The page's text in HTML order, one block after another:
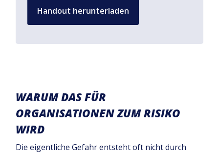
Handout herunterladen
WARUM DAS FÜR
ORGANISATIONEN ZUM RISIKO
WIRD
Die eigentliche Gefahr entsteht oft nicht durch